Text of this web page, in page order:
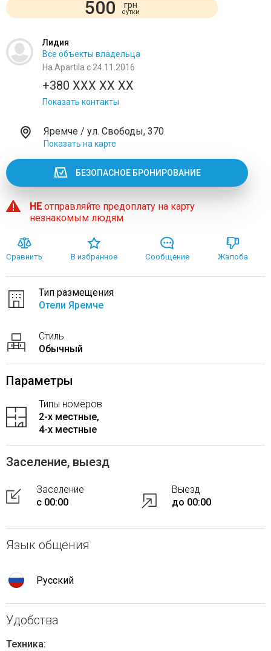
500 грн
сутки
Лидия
Все объекты владельца
На Apartila с 24.11.2016
+380 XXX XX XX
Показать контакты
Яремче / ул. Свободы, 370
Показать на карте
БЕЗОПАСНОЕ БРОНИРОВАНИЕ
НЕотправляйте предоплату на карту
незнакомым людям
Сравнить В избранное Сообщение Жалоба
Тип размещения
Отели Яремче
Стиль
Обычный
Параметры
Типы номеров
2-x местные,
4-x местные
Заселение, выезд
Заселение
с 00:00
Выезд
до 00:00
Язык общения
Русский
Удобства
Техника: